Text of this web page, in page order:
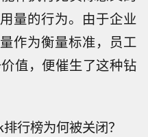
量的行为。由于企业
作为衡量标准，员工
值，便催生了这种钻
行榜为何被关闭？